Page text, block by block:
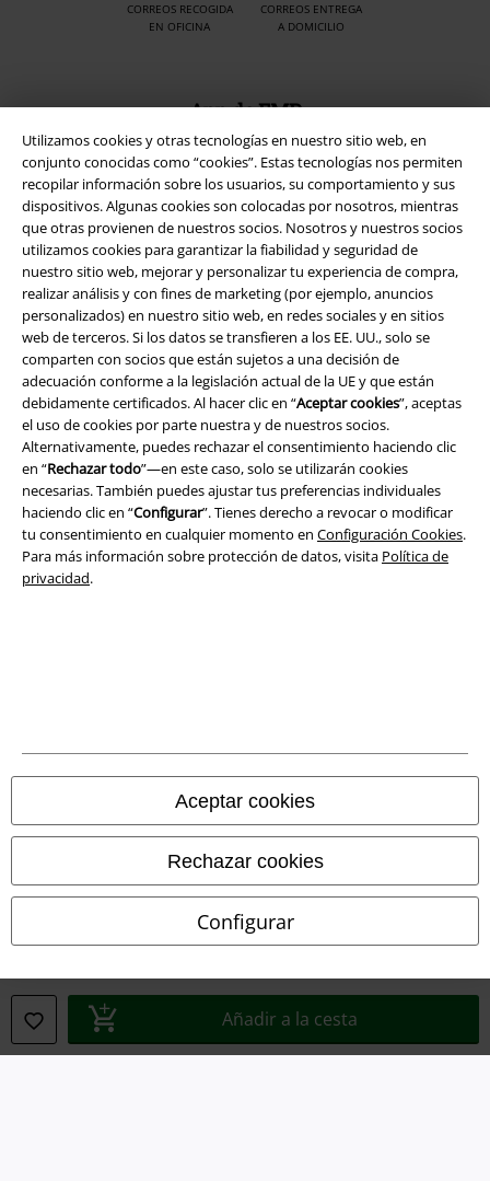
Utilizamos cookies y otras tecnologías en nuestro sitio web, en
conjunto conocidas como “cookies”. Estas tecnologías nos permiten
recopilar información sobre los usuarios, su comportamiento y sus
dispositivos. Algunas cookies son colocadas por nosotros, mientras
que otras provienen de nuestros socios. Nosotros y nuestros socios
utilizamos cookies para garantizar la fiabilidad y seguridad de
nuestro sitio web, mejorar y personalizar tu experiencia de compra,
realizar análisis y con fines de marketing (por ejemplo, anuncios
personalizados) en nuestro sitio web, en redes sociales y en sitios
web de terceros. Si los datos se transfieren a los EE. UU., solo se
comparten con socios que están sujetos a una decisión de
adecuación conforme a la legislación actual de la UE y que están
debidamente certificados. Al hacer clic en “Aceptar cookies”, aceptas
el uso de cookies por parte nuestra y de nuestros socios.
Alternativamente, puedes rechazar el consentimiento haciendo clic
en “Rechazar todo”—en este caso, solo se utilizarán cookies
necesarias. También puedes ajustar tus preferencias individuales
haciendo clic en “Configurar”. Tienes derecho a revocar o modificar
tu consentimiento en cualquier momento en Configuración Cookies.
Para más información sobre protección de datos, visita Política de
privacidad.
Aceptar cookies
Rechazar cookies
Configurar
Añadir a la cesta
CORREOS RECOGIDA
EN OFICINA
CORREOS ENTREGA
A DOMICILIO
App de EMP
¡Descarga la nueva App EMP totalmente GRATIS y disfruta de todas
sus nuevas funciones y ventajas!
A Warner Music Group Company
Seguridad
Legal
Términos y Condiciones
Declaración de Conformidad
Información sobre accesibilidad